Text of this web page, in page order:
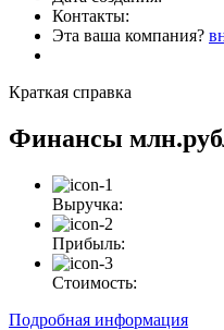
Контакты:
Эта ваша компания?
Краткая справка
Финансы
Выручка:
Прибыль:
Стоимость:
Подробная информация